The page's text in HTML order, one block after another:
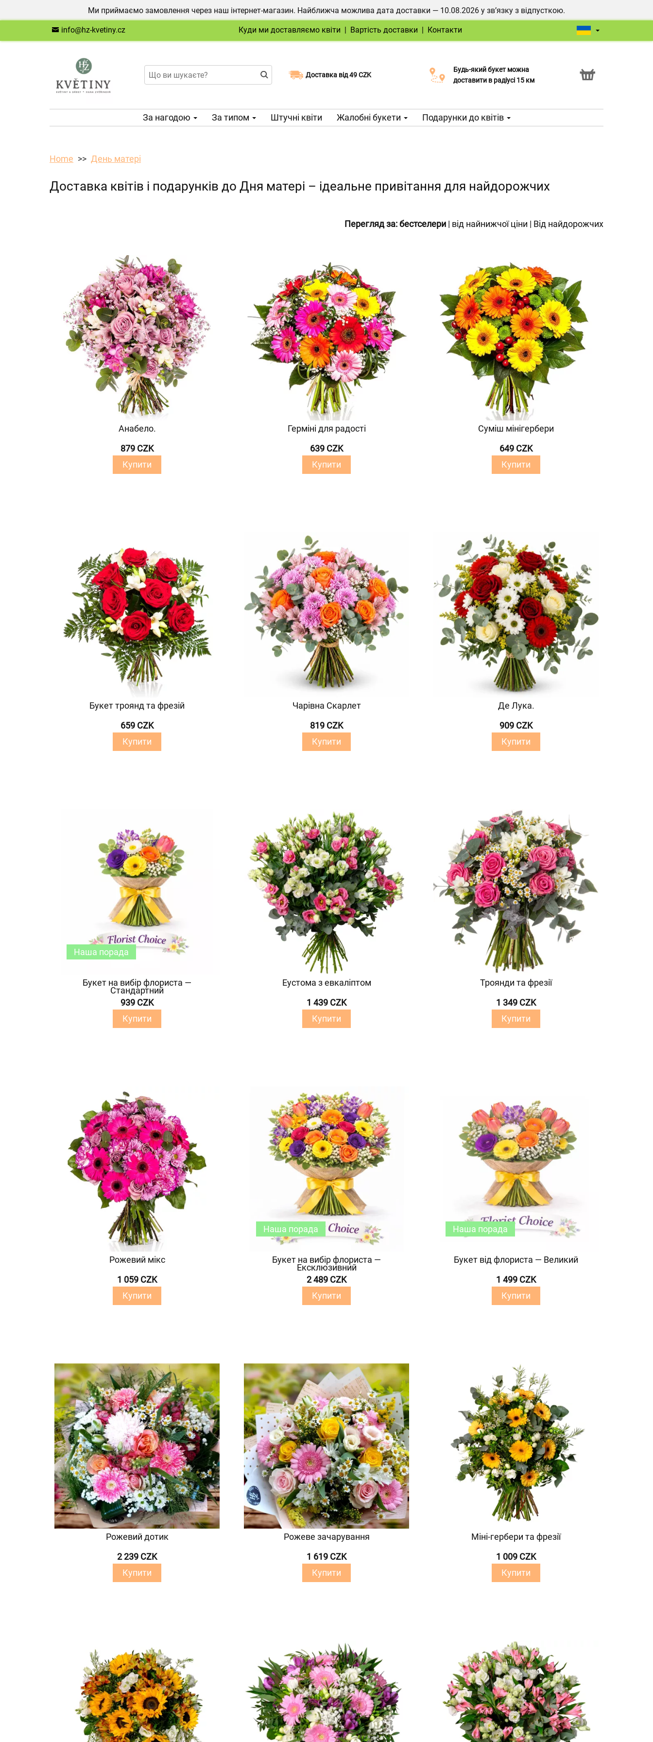
Ми приймаємо замовлення через наш інтернет-магазин. Найближча можлива дата доставки — 10.08.2026 у зв’язку з відпусткою.
info@hz-kvetiny.cz Куди ми доставляємо квіти | Вартість доставки | Контакти
Доставка від 49 CZK
Виберіть дату доставки
Будь-який букет можна
доставити в радіусі 15 км
Послуга Click & Collect
За нагодою За типом Штучні квіти Жалобні букети Подарунки до квітів
Home День матері
Доставка квітів і подарунків до Дня матері – ідеальне привітання для найдорожчих
Перегляд за:бестселери | від найнижчої ціни | Від найдорожчих
Анабело.
879 CZK
Купити
Герміні для радості
639 CZK
Купити
Суміш мінігербери
649 CZK
Купити
Букет троянд та фрезій
659 CZK
Купити
Чарівна Скарлет
819 CZK
Купити
Де Лука.
909 CZK
Купити
Букет на вибір флориста —
Стандартний
939 CZK
Купити
Наша порада
Еустома з евкаліптом
1 439 CZK
Купити
Троянди та фрезії
1 349 CZK
Купити
Рожевий мікс
1 059 CZK
Купити
Букет на вибір флориста —
Ексклюзивний
2 489 CZK
Купити
Наша порада
Букет від флориста — Великий
1 499 CZK
Купити
Наша порада
Рожевий дотик
2 239 CZK
Купити
Рожеве зачарування
1 619 CZK
Купити
Міні-гербери та фрезії
1 009 CZK
Купити